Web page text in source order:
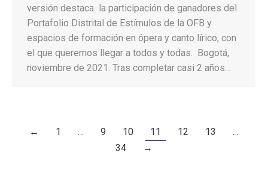
versión destaca la participación de ganadores del
Portafolio Distrital de Estímulos de la OFB y
espacios de formación en ópera y canto lírico, con
el que queremos llegar a todos y todas. Bogotá,
noviembre de 2021. Tras completar casi 2 años…
← 1 … 9 10 11 12 13
…
34
→